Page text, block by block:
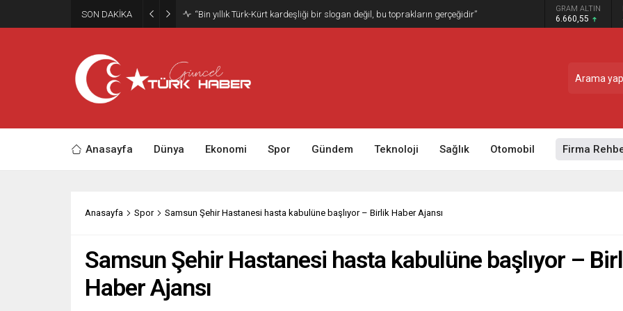
SON DAKİKA Trabzonspor’da kombine satışlarında tarihi rekor GRAM ALTIN
6.660,55
Anasayfa Dünya Ekonomi Spor Gündem Teknoloji Sağlık Otomobil Firma
Anasayfa Spor Samsun Şehir Hastanesi hasta kabulüne başlıyor – Birlik Haber Ajansı
Samsun Şehir Hastanesi hasta kabulüne başlıyor –
Haber Ajansı